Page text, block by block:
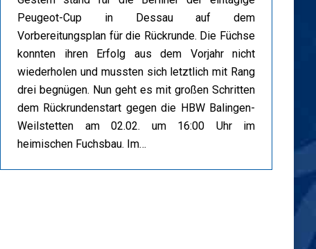
Peugeot-Cup in Dessau auf dem
Vorbereitungsplan für die Rückrunde. Die Füchse
konnten ihren Erfolg aus dem Vorjahr nicht
wiederholen und mussten sich letztlich mit Rang
drei begnügen. Nun geht es mit großen Schritten
dem Rückrundenstart gegen die HBW Balingen-
Weilstetten am 02.02. um 16:00 Uhr im
heimischen Fuchsbau. Im…